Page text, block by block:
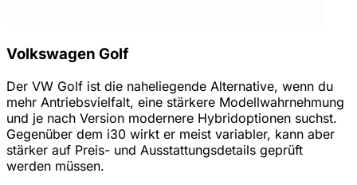
Volkswagen Golf
Der VW Golf ist die naheliegende Alternative, wenn du
mehr Antriebsvielfalt, eine stärkere Modellwahrnehmung
und je nach Version modernere Hybridoptionen suchst.
Gegenüber dem i30 wirkt er meist variabler, kann aber
stärker auf Preis- und Ausstattungsdetails geprüft
werden müssen.